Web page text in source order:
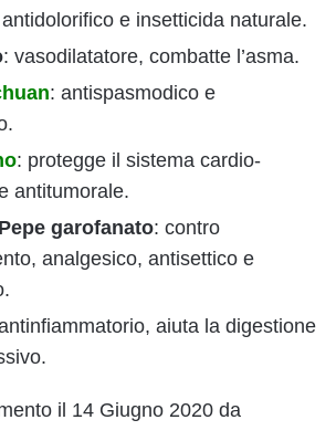
e insetticida naturale.
: vasodilatatore, combatte l’asma.
: antispasmodico e
: protegge il sistema cardio-
antitumorale.
garofanato: contro
analgesico, antisettico e
aiuta la digestione
il 14 Giugno 2020 da